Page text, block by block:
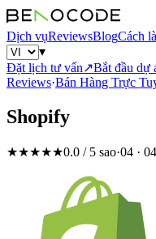
Dịch vụReviewsBlogCách
▾
Đặt lịch tư vấn↗Bắt đầu dự
Reviews·Bán Hàng Trực
Shopify
★★★★★0.0 / 5 sao·04 ·